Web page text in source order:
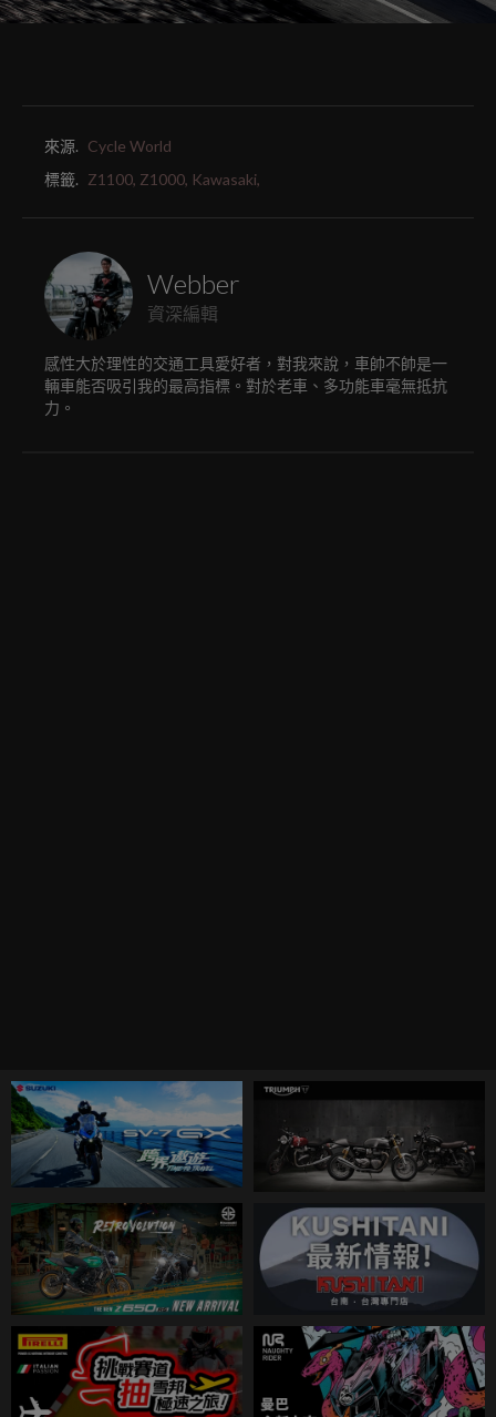
來源. Cycle World
標籤. Z1100, Z1000, Kawasaki,
Webber
資深編輯
感性大於理性的交通工具愛好者，對我來說，車帥不帥是一
輛車能否吸引我的最高指標。對於老車、多功能車毫無抵抗
力。